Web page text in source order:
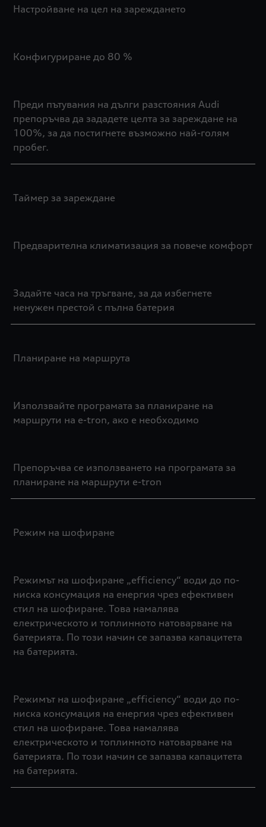
Настройване на цел на зареждането
Конфигуриране до 80 %
Преди пътувания на дълги разстояния Audi
препоръчва да зададете целта за зареждане на
100%, за да постигнете възможно най-голям
пробег.
Таймер за зареждане
Предварителна климатизация за повече комфорт
Задайте часа на тръгване, за да избегнете
ненужен престой с пълна батерия
Планиране на маршрута
Използвайте програмата за планиране на
маршрути на e-tron, ако е необходимо
Препоръчва се използването на програмата за
планиране на маршрути e-tron
Режим на шофиране
Режимът на шофиране „efficiency“ води до по-
ниска консумация на енергия чрез ефективен
стил на шофиране. Това намалява
електрическото и топлинното натоварване на
батерията. По този начин се запазва капацитета
на батерията.
Режимът на шофиране „efficiency“ води до по-
ниска консумация на енергия чрез ефективен
стил на шофиране. Това намалява
електрическото и топлинното натоварване на
батерията. По този начин се запазва капацитета
на батерията.